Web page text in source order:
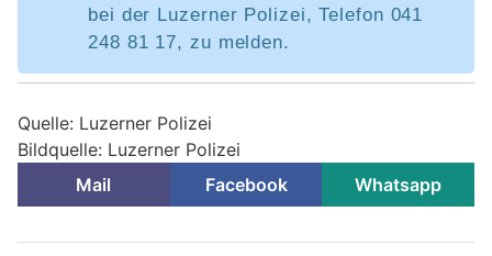
bei der Luzerner Polizei, Telefon 041
248 81 17, zu melden.
Quelle: Luzerner Polizei
Bildquelle: Luzerner Polizei
Mail
Facebook Whatsapp